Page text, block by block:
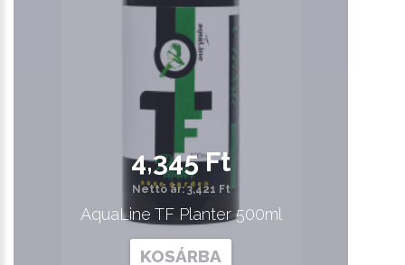
4,345 Ft
Nettó ár: 3,421 Ft
AquaLine TF Planter 500ml
KOSÁRBA